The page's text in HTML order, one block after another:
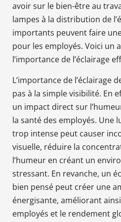
avoir sur le bien-être au
lampes à la distribution de
importants peuvent faire
pour les employés. Voici un
l’importance de l’éclairage
L’importance de l’éclairage
pas à la simple visibilité. En
un impact direct sur
la santé des employés. Une
trop intense peut causer
visuelle, réduire la
l’humeur en créant un
stressant. En revanche, un
bien pensé peut créer une
énergisante, améliorant
employés et le rendement